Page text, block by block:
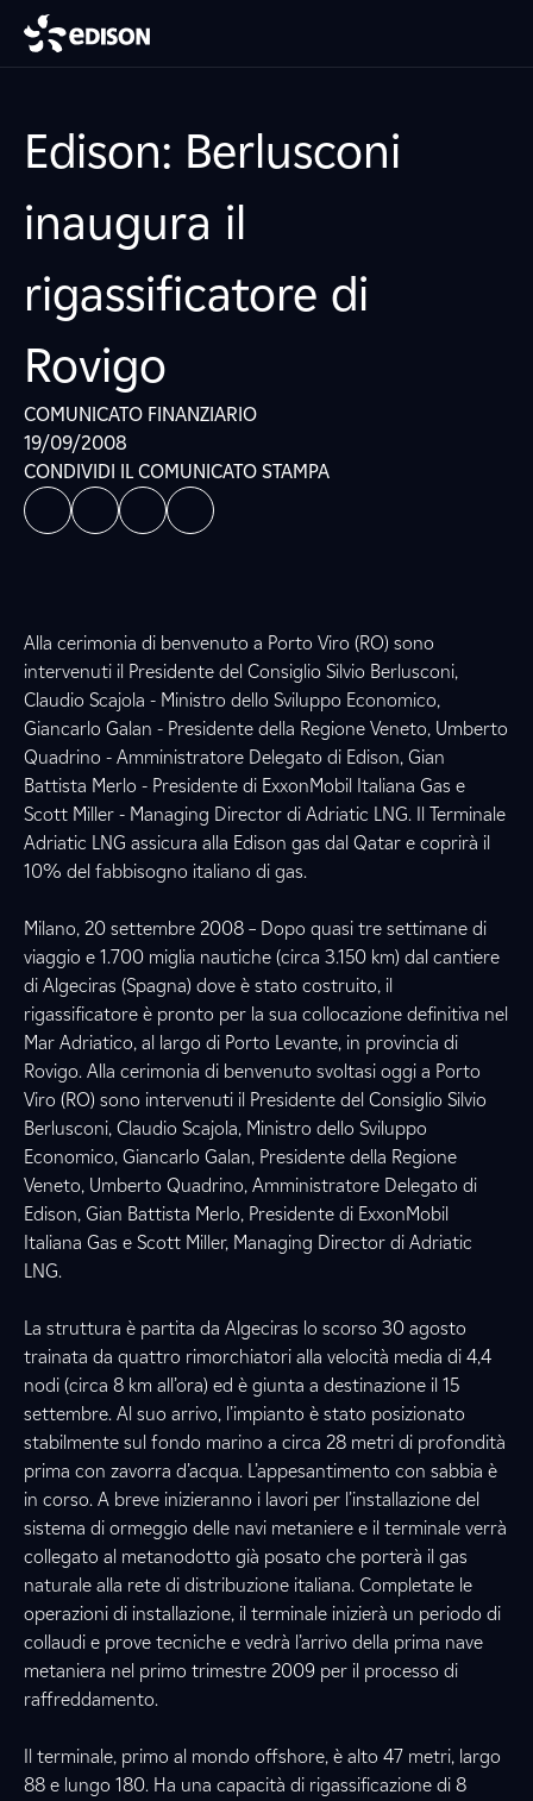
Edison: Berlusconi
inaugura il
rigassificatore di
Rovigo
COMUNICATO FINANZIARIO
19/09/2008
CONDIVIDI IL COMUNICATO STAMPA
Alla cerimonia di benvenuto a Porto Viro (RO) sono
intervenuti il Presidente del Consiglio Silvio Berlusconi,
Claudio Scajola - Ministro dello Sviluppo Economico,
Giancarlo Galan - Presidente della Regione Veneto, Umberto
Quadrino - Amministratore Delegato di Edison, Gian
Battista Merlo - Presidente di ExxonMobil Italiana Gas e
Scott Miller - Managing Director di Adriatic LNG. Il Terminale
Adriatic LNG assicura alla Edison gas dal Qatar e coprirà il
10% del fabbisogno italiano di gas.
Milano, 20 settembre 2008 – Dopo quasi tre settimane di
viaggio e 1.700 miglia nautiche (circa 3.150 km) dal cantiere
di Algeciras (Spagna) dove è stato costruito, il
rigassificatore è pronto per la sua collocazione definitiva nel
Mar Adriatico, al largo di Porto Levante, in provincia di
Rovigo. Alla cerimonia di benvenuto svoltasi oggi a Porto
Viro (RO) sono intervenuti il Presidente del Consiglio Silvio
Berlusconi, Claudio Scajola, Ministro dello Sviluppo
Economico, Giancarlo Galan, Presidente della Regione
Veneto, Umberto Quadrino, Amministratore Delegato di
Edison, Gian Battista Merlo, Presidente di ExxonMobil
Italiana Gas e Scott Miller, Managing Director di Adriatic
LNG.
La struttura è partita da Algeciras lo scorso 30 agosto
trainata da quattro rimorchiatori alla velocità media di 4,4
nodi (circa 8 km all’ora) ed è giunta a destinazione il 15
settembre. Al suo arrivo, l’impianto è stato posizionato
stabilmente sul fondo marino a circa 28 metri di profondità
prima con zavorra d’acqua. L’appesantimento con sabbia è
in corso. A breve inizieranno i lavori per l’installazione del
sistema di ormeggio delle navi metaniere e il terminale verrà
collegato al metanodotto già posato che porterà il gas
naturale alla rete di distribuzione italiana. Completate le
operazioni di installazione, il terminale inizierà un periodo di
collaudi e prove tecniche e vedrà l’arrivo della prima nave
metaniera nel primo trimestre 2009 per il processo di
raffreddamento.
Il terminale, primo al mondo offshore, è alto 47 metri, largo
88 e lungo 180. Ha una capacità di rigassificazione di 8